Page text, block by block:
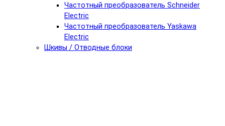
Частотный преобразователь Schneider
Electric
Частотный преобразователь Yaskawa
Electric
Шкивы / Отводные блоки